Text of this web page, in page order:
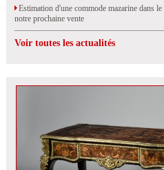
Estimation d'une commode mazarine dans le
notre prochaine vente
Voir toutes les actualités